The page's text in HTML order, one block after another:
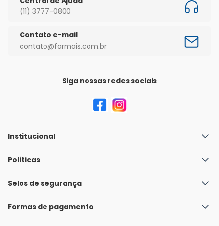
(11) 3777-0800
Contato e-mail
contato@farmais.com.br
Siga nossas redes sociais
Institucional
Quem Somos
Nossas lojas
Políticas
Política de Envio
Políticas de Trocas e Devoluções
Selos de segurança
Formas de pagamento